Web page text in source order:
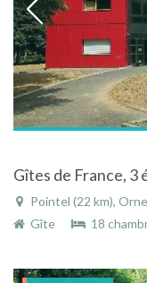
Pointel (22 km),
Gîte
18